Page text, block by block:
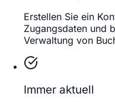
Erstellen Sie ein
Zugangsdaten und
Verwaltung von
Immer aktuell